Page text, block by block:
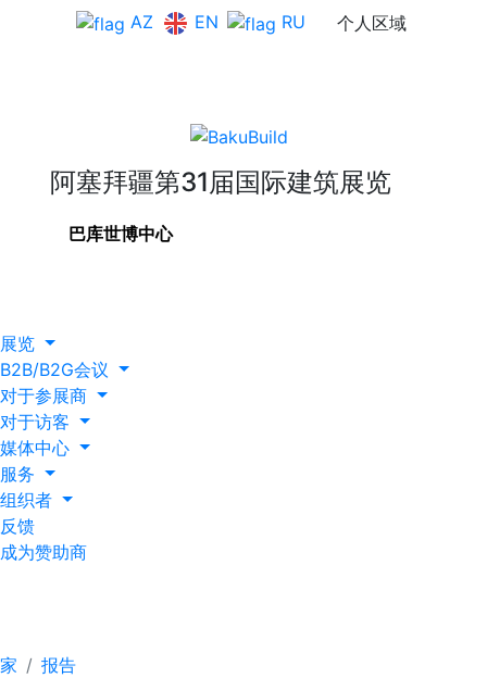
AZ EN RU 个人区域
阿塞拜疆第31届国际建筑展览
巴库世博中心
展览
B2B/B2G会议
对于参展商
对于访客
媒体中心
服务
组织者
反馈
成为赞助商
家 报告